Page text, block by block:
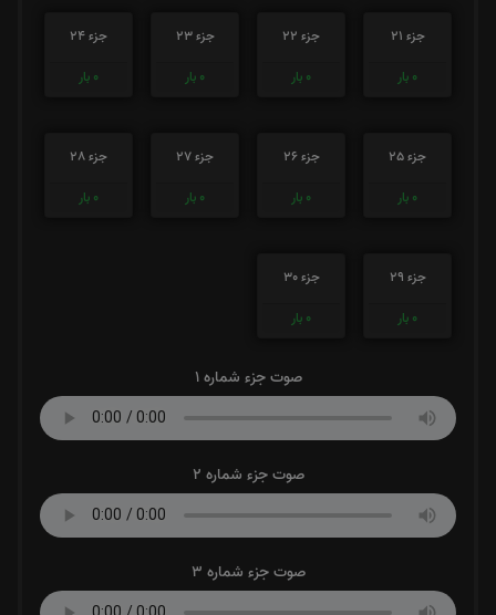
جزء 21
0 بار
جزء 22
0 بار
جزء 23
0 بار
جزء 24
0 بار
جزء 25
0 بار
جزء 26
0 بار
جزء 27
0 بار
جزء 28
0 بار
جزء 29
0 بار
جزء 30
0 بار
صوت جزء شماره 1
صوت جزء شماره 2
صوت جزء شماره 3